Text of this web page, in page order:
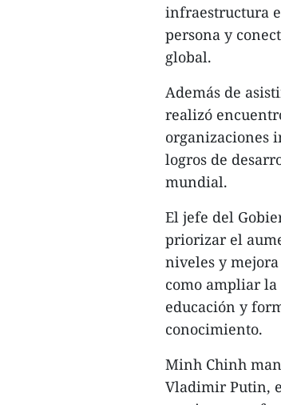
infraestructura
persona y
global.
Además de
realizó
organizaciones
logros de
mundial.
El jefe del
priorizar el
niveles y
como ampliar la
educación y
conocimiento.
Minh Chinh
Vladimir Putin,